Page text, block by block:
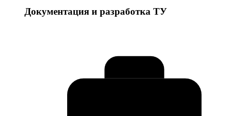
Документация и разработка ТУ